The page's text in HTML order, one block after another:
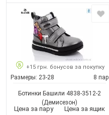
+15 грн. бонусов за покупку
Размеры: 23-28 8 пар
Ботинки Башили 4838-3512-2
(Демисезон)
Цена за пару Цена за ящик